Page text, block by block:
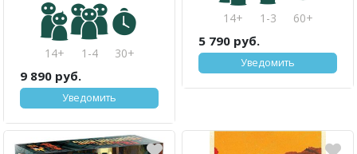
14+ 1-4 30+
9 890 руб.
Уведомить
14+ 1-3 60+
5 790 руб.
Уведомить